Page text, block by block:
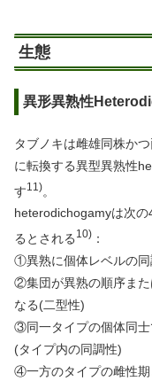
生態
異形異熟性
タブノキは雌雄同株か
に転換する異型異熟性
す11)。
heterodichogamyは次
るとされる 10) ：
①異熟に個体レベルの
②集団が異熟の順序また
なる(二型性)
③同一タイプの個体同士
(タイプ内の同調性)
④一方のタイプの雌性期